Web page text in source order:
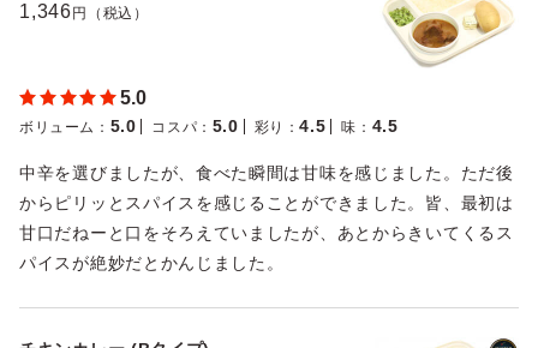
1,346 円（税込）
5.0
ボリューム ： 5.0 コスパ ： 5.0 彩り ：4.5 味 ： 4.5
中辛を選びましたが、食べた瞬間は甘味を感じました。ただ後
からピリッとスパイスを感じることができました。皆、最初は
甘口だねーと口をそろえていましたが、あとからきいてくるス
パイスが絶妙だとかんじました。